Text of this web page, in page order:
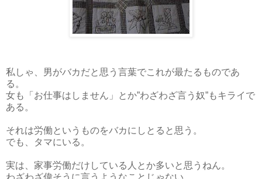
私しゃ、男がバカだと思う言葉でこれが最たるものであ
る。
女も「お仕事はしません」とか”わざわざ言う奴”もキライで
ある。
それは労働というものをバカにしとると思う。
でも、タマにいる。
実は、家事労働だけしている人とか多いと思うねん。